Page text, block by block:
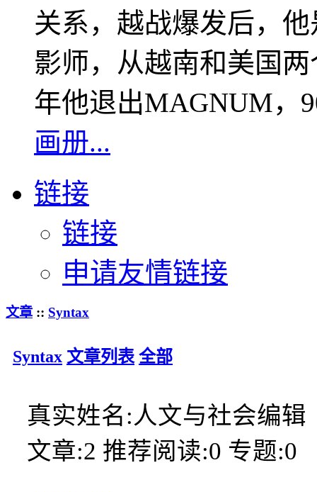
关系，越战爆发后，
影师，从越南和美国
年他退出MAGNUM，
画册...
链接
链接
申请友情链接
文章 :: Syntax
Syntax 文章列表 全部
真实姓名:人文与社会编辑
文章:2 推荐阅读:0 专题:0